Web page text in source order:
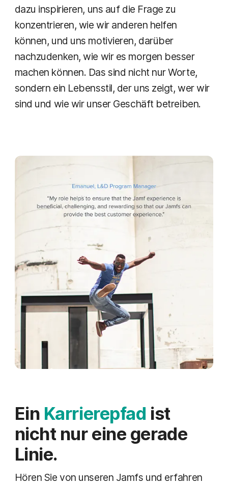
dazu inspirieren, uns auf die Frage zu
konzentrieren, wie wir anderen helfen
können, und uns motivieren, darüber
nachzudenken, wie wir es morgen besser
machen können. Das sind nicht nur Worte,
sondern ein Lebensstil, der uns zeigt, wer wir
sind und wie wir unser Geschäft betreiben.
Ein Karrierepfad ist
nicht nur eine gerade
Linie.
Hören Sie von unseren Jamfs und erfahren